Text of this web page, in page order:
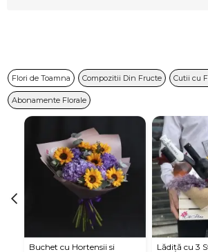
Flori de Toamna Compozitii Din Fructe Cutii cu
Abonamente Florale
Buchet cu Hortensii si
Lădiță cu 3